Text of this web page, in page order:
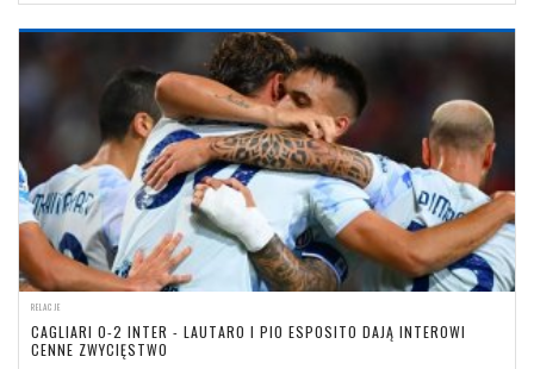
RELACJE
CAGLIARI 0-2 INTER - LAUTARO I PIO ESPOSITO DAJĄ INTEROWI
CENNE ZWYCIĘSTWO